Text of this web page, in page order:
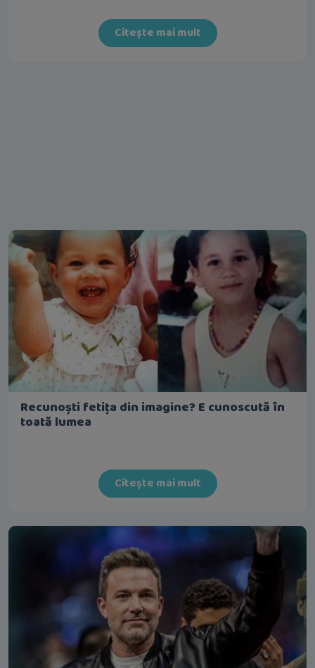
Citește mai mult
Recunoști fetița din imagine? E cunoscută în
toată lumea
Citește mai mult